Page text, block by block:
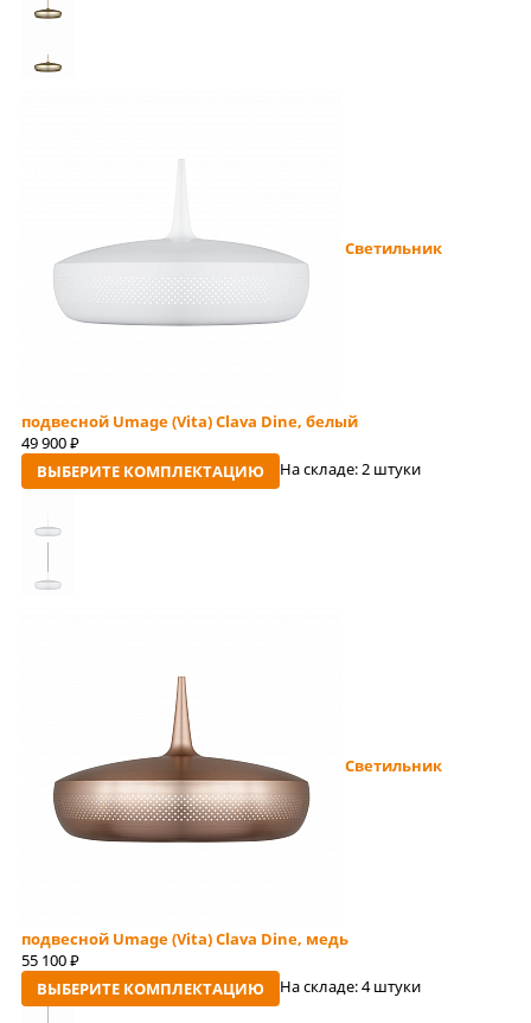
Светильник
подвесной Umage (Vita) Clava Dine, белый
49 900 руб
ВЫБЕРИТЕ КОМПЛЕКТАЦИЮ На складе:2 штуки
Светильник
подвесной Umage (Vita) Clava Dine, медь
55 100 руб
ВЫБЕРИТЕ КОМПЛЕКТАЦИЮ На складе:4 штуки